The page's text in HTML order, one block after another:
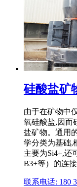
硅酸盐矿
由于在矿物中
氧硅酸盐,因而
盐矿物。通用
学分类为基础,
主要为Si4+,还
B3+等）的连
联系电话: 180